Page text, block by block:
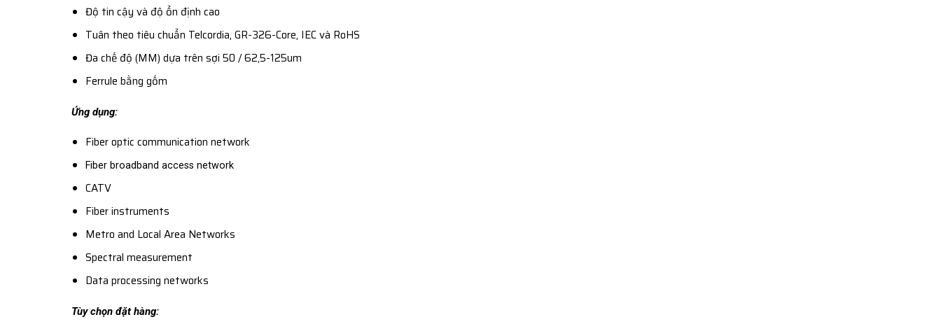
Độ tin cậy và độ ổn định cao
Tuân theo tiêu chuẩn Telcordia, GR-326-Core, IEC và RoHS
Đa chế độ (MM) dựa trên sợi 50 / 62,5-125um
Ferrule bằng gốm
Ứng dụng:
Fiber optic communication network
Fiber broadband access network
CATV
Fiber instruments
Metro and Local Area Networks
Spectral measurement
Data processing networks
Tùy chọn đặt hàng: